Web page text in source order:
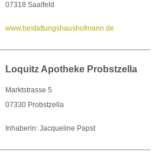
07318 Saalfeld
www.bestattungshaushofmann.de
Loquitz Apotheke Probstzella
Marktstrasse 5
07330 Probstzella
Inhaberin: Jacqueline Papst